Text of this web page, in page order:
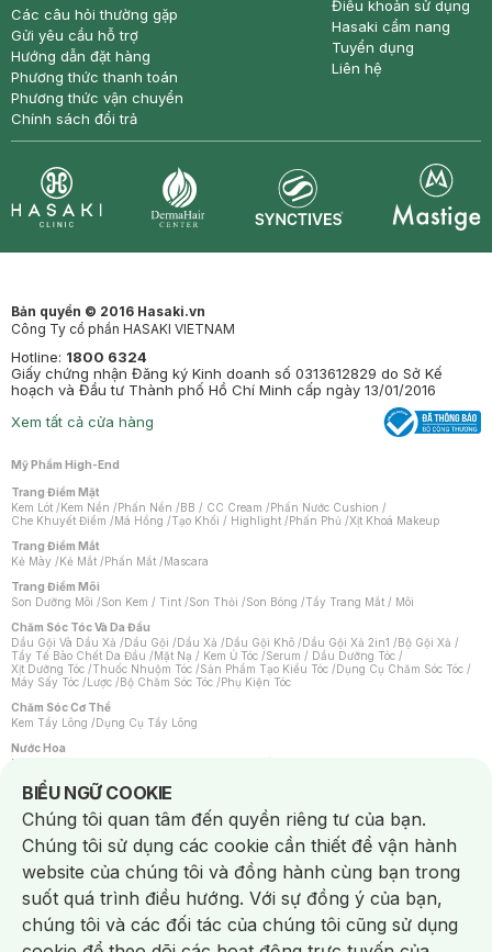
Các câu hỏi thường gặp
Gửi yêu cầu hỗ trợ
Hướng dẫn đặt hàng
Phương thức thanh toán
Phương thức vận chuyển
Chính sách đổi trả
Điều khoản sử dụng
Hasaki cẩm nang
Tuyển dụng
Liên hệ
Bản quyền © 2016 Hasaki.vn
Công Ty cổ phần HASAKI VIETNAM
Hotline: 1800 6324
Giấy chứng nhận Đăng ký Kinh doanh số 0313612829 do Sở Kế
hoạch và Đầu tư Thành phố Hồ Chí Minh cấp ngày 13/01/2016
Xem tất cả cửa hàng
Mỹ Phẩm High-End
Trang Điểm Mặt
Kem Lót /Kem Nền /Phấn Nền /BB / CC Cream /Phấn Nước Cushion /
Che Khuyết Điểm /Má Hồng /Tạo Khối / Highlight /Phấn Phủ /Xịt Khoá Makeup
Trang Điểm Mắt
Kẻ Mày /Kẻ Mắt /Phấn Mắt /Mascara
Trang Điểm Môi
Son Dưỡng Môi /Son Kem / Tint /Son Thỏi /Son Bóng /Tẩy Trang Mắt / Môi
Chăm Sóc Tóc Và Da Đầu
Dầu Gội Và Dầu Xả /Dầu Gội /Dầu Xả /Dầu Gội Khô /Dầu Gội Xả 2in1 /Bộ Gội Xả /
Tẩy Tế Bào Chết Da Đầu /Mặt Nạ / Kem Ủ Tóc /Serum / Dầu Dưỡng Tóc /
Xịt Dưỡng Tóc /Thuốc Nhuộm Tóc /Sản Phẩm Tạo Kiểu Tóc /Dụng Cụ Chăm Sóc Tóc /
Máy Sấy Tóc /Lược /Bộ Chăm Sóc Tóc /Phụ Kiện Tóc
Chăm Sóc Cơ Thể
Kem Tẩy Lông /Dụng Cụ Tẩy Lông
Nước Hoa
Nước Hoa Nữ
Chăm Sóc Cá Nhân
Chống Muỗi /Khẩu Trang /Máy Massage/Mặt Nạ Xông Hơi /Nước Rửa Tay/
Sản Phẩm Chăm Sóc Khác /Bàn Chải Đánh Răng /Bàn Chải Điện/
Hỗ Trợ Trắng Răng/Kem Đánh Răng /Máy Tăm Nước/ Nước Súc Miệng/
Tăm / Chỉ Nha Khoa/ Xịt Thơm Miệng / Dung Dịch Vệ Sinh/Dưỡng Vùng Kín/
Khăn Ướt Vệ Sinh Vùng Kín/Băng Vệ Sinh/Tampon/Bọt Cạo Râu /Dao Cạo Râu/
Máy Cạo Râu
Vấn Đề Về Da
Da Dầu / Lỗ Chân Lông To/ Da Khô / Mất Nước/ Da Lão Hóa/ Da Mụn/
Da Nhạy Cảm / Kích Ứng
Da Xỉn Màu Thâm / Nám / Tàn Nhang
BIỂU NGỮ COOKIE
Notice about cookies usage
Chúng tôi quan tâm đến quyền riêng tư của bạn.
Chúng tôi sử dụng các cookie cần thiết để vận hành
website của chúng tôi và đồng hành cùng bạn trong
suốt quá trình điều hướng. Với sự đồng ý của bạn,
chúng tôi và các đối tác của chúng tôi cũng sử dụng